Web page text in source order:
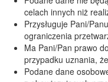
celach innych niż
Przysługuje Pani/
ograniczenia
Ma Pani/Pan prawo
przypadku uznania,
Podane dane